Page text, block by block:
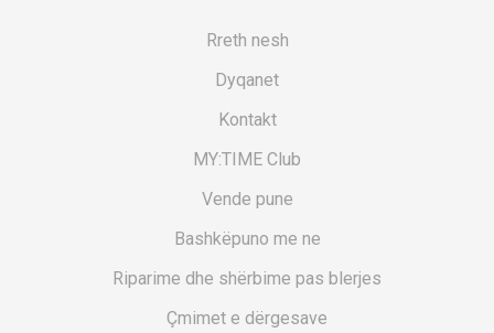
Rreth nesh
Dyqanet
Kontakt
MY:TIME Club
Vende pune
Bashkëpuno me ne
Riparime dhe shërbime pas blerjes
Çmimet e dërgesave